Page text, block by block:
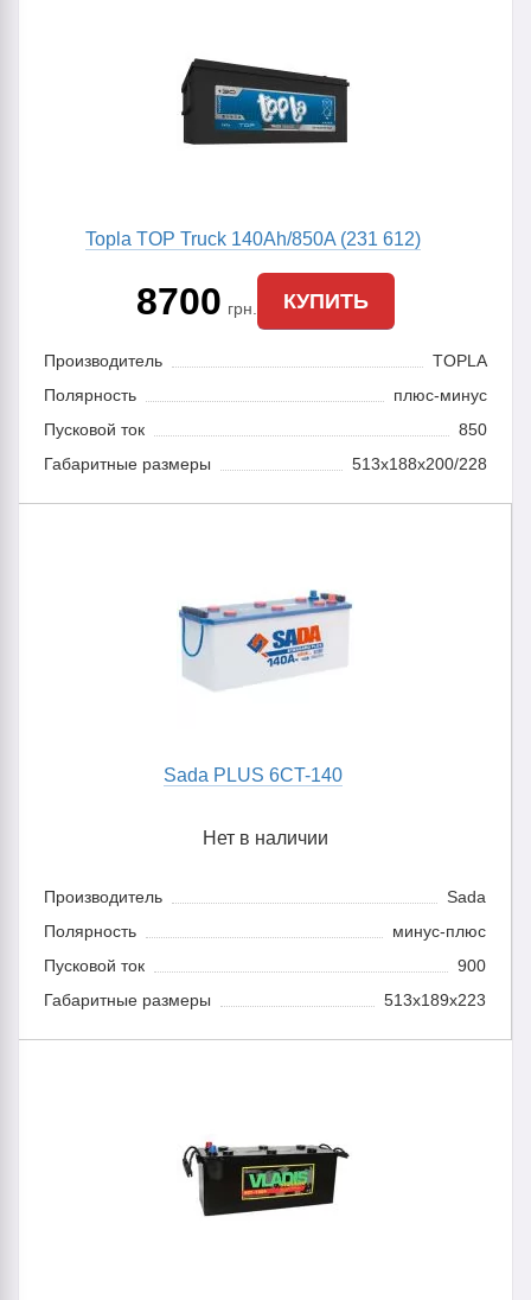
Topla TOP Truck 140Ah/850A (231 612)
8700 грн. КУПИТЬ
Производитель
TOPLA
Полярность
плюс-минус
Пусковой ток
850
Габаритные размеры
513x188x200/228
Sada PLUS 6CT-140
Нет в наличии
Производитель
Sada
Полярность
минус-плюс
Пусковой ток
900
Габаритные размеры
513x189x223